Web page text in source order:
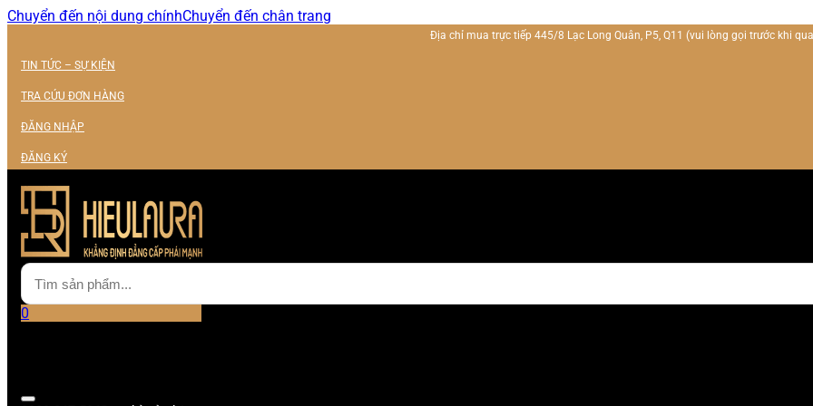
Chuyển đến nội dung chínhChuyển đến chân trang
Địa chỉ mua trực tiếp 445/8 Lạc Long Quân, P5, Q11 (vui lòng gọi trước khi
TIN TỨC – SỰ KIỆN
TRA CỨU ĐƠN HÀNG
ĐĂNG NHẬP
ĐĂNG KÝ
0